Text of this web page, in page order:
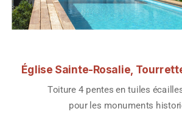
Église Sainte-Rosalie,
Toiture 4 pentes en tuiles
pour les monuments